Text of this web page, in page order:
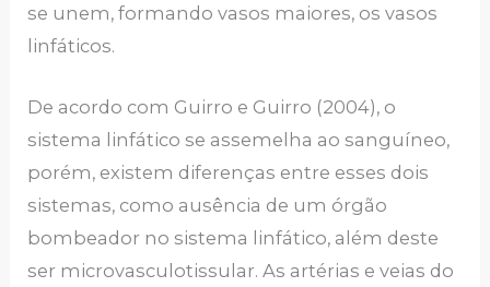
se unem, formando vasos maiores, os vasos
linfáticos.
De acordo com Guirro e Guirro (2004), o
sistema linfático se assemelha ao sanguíneo,
porém, existem diferenças entre esses dois
sistemas, como ausência de um órgão
bombeador no sistema linfático, além deste
ser microvasculotissular. As artérias e veias do